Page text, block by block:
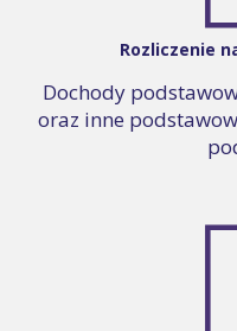
Rozliczenie
Dochody
oraz inne